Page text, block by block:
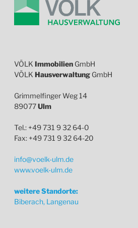
VÖLK Immobilien GmbH
VÖLK Hausverwaltung GmbH
Grimmelfinger Weg 14
89077Ulm
Tel.: +49 731 9 32 64-0
Fax: +49 731 9 32 64-20
info@voelk-ulm.de
www.voelk-ulm.de
weitere Standorte:
Biberach, Langenau